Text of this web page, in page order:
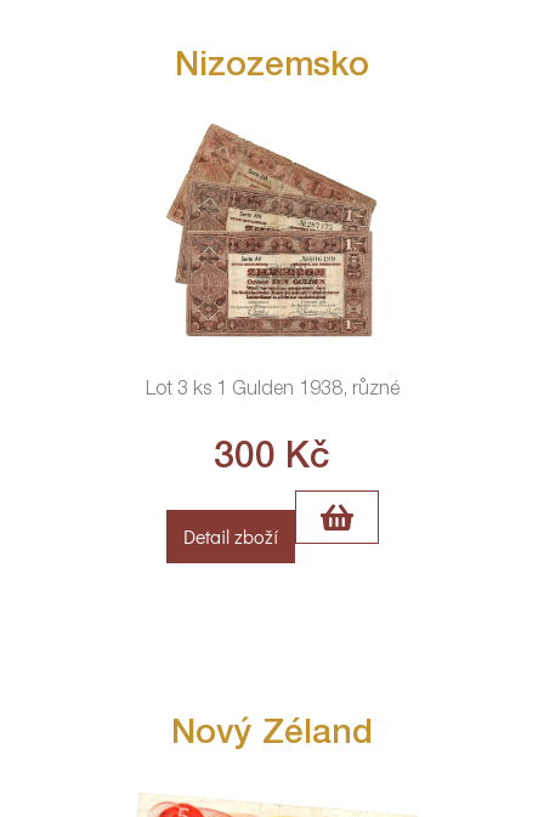
Nizozemsko
Lot 3 ks 1 Gulden 1938, různé
300 Kč
Detail zboží
Nový Zéland